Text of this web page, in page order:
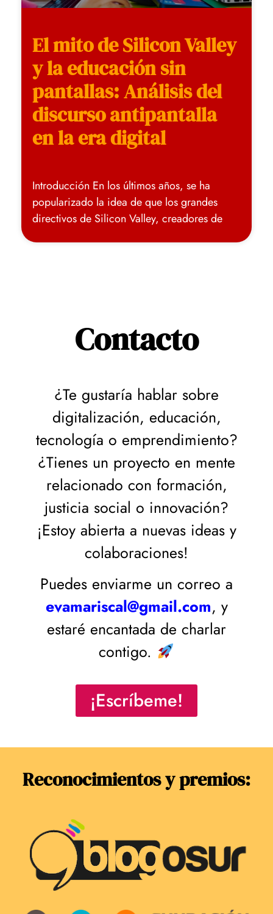
El mito de Silicon Valley
y la educación sin
pantallas: Análisis del
discurso antipantalla
en la era digital
Introducción En los últimos años, se ha
popularizado la idea de que los grandes
directivos de Silicon Valley, creadores de
Contacto
¿Te gustaría hablar sobre
digitalización, educación,
tecnología o emprendimiento?
¿Tienes un proyecto en mente
relacionado con formación,
justicia social o innovación?
¡Estoy abierta a nuevas ideas y
colaboraciones!
Puedes enviarme un correo a
evamariscal@gmail.com, y
estaré encantada de charlar
contigo.
¡Escríbeme!
Reconocimientos y premios: